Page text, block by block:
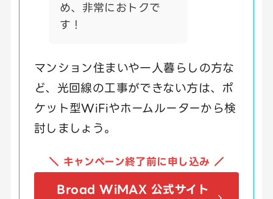
め、非常におトクで
す！
マンション住まいや一人暮らしの方な
ど、光回線の工事ができない方は、ポ
ケット型WiFiやホームルーターから検
討しましょう。
＼ キャンペーン終了前に申し込み ／
Broad WiMAX 公式サイト